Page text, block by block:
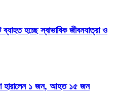
হচ্ছে স্বাভাবিক জীবনযাত্রা ও
হারালেন ১ জন, আহত ১৫ জন